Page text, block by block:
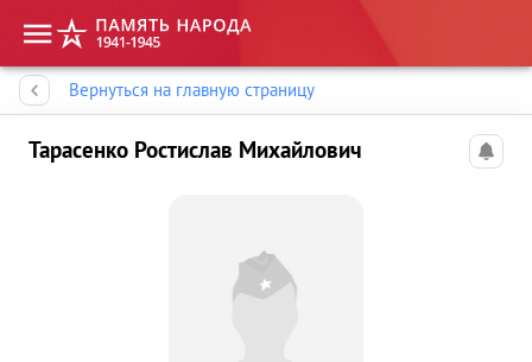
Вернуться на главную страницу
Тарасенко Ростислав Михайлович
Память народа